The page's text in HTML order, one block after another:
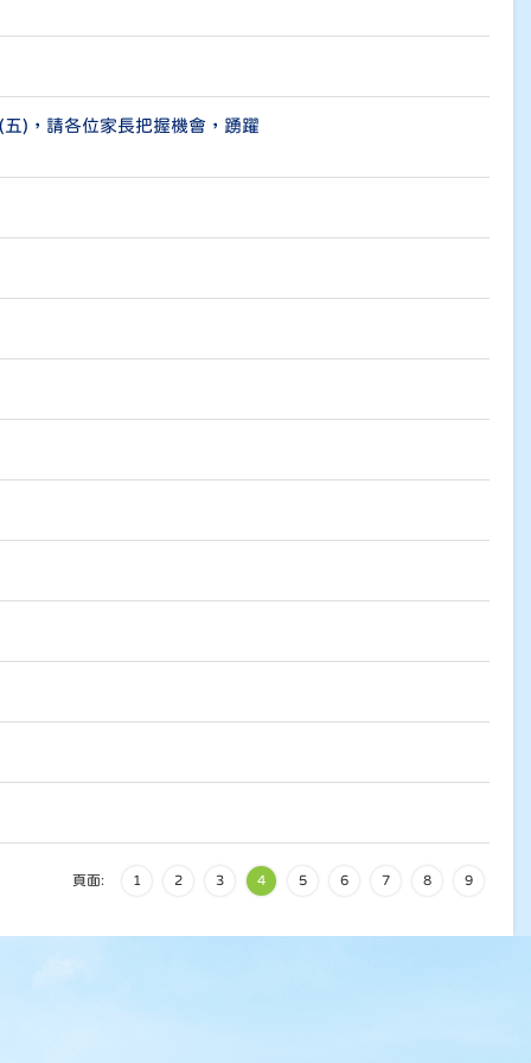
)，請各位家長把握機會，踴躍
頁面: 1 2 3 4 5 6 7 8 9